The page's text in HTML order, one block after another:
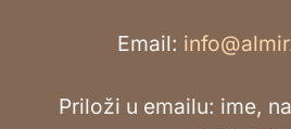
Email:
Priloži u emailu: ime,